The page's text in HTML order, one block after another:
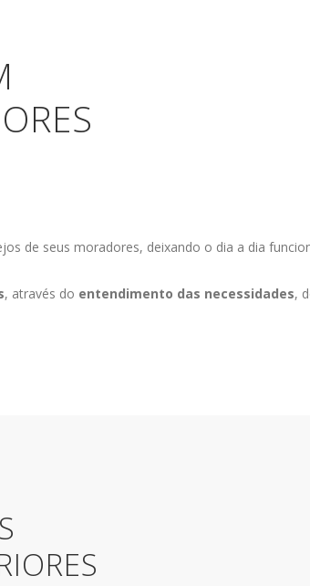
de seus moradores, deixando o dia a dia
, através do entendimento das necessidades,